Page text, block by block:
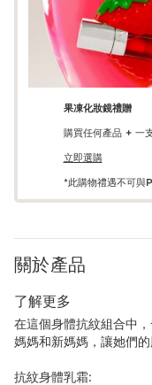
果凍化妝鏡禮贈
購買任何產品 + 一
立即選購
*此購物禮遇不可與
關於產品
了解更多
在這個身體抗紋組合中
媽媽和新媽媽，讓她們的
抗紋身體乳霜: